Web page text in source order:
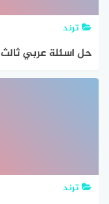
ترند
حل اسئلة عربي ثالث
متوسط 2021
ترند